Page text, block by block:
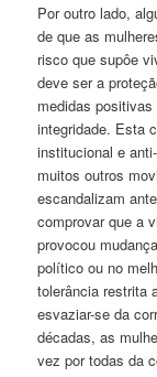
Por outro lado,
de que as
risco que supôe
deve ser a
medidas
integridade. Esta
institucional e
muitos outros
escandalizam
comprovar que a
provocou
político ou no
tolerância restrita
esvaziar-se da
décadas, as
vez por todas da